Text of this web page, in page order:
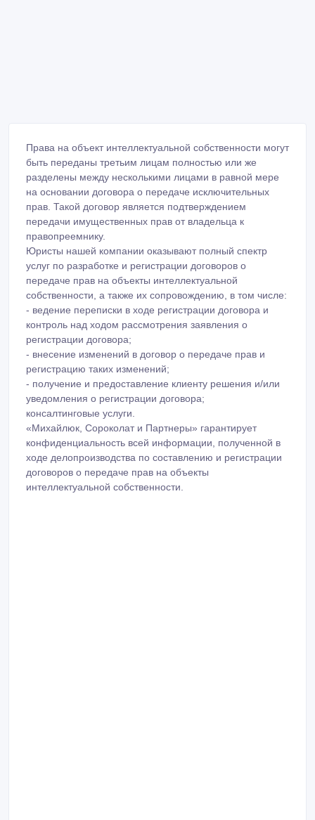
Права на объект интеллектуальной собственности могут
быть переданы третьим лицам полностью или же
разделены между несколькими лицами в равной мере
на основании договора о передаче исключительных
прав. Такой договор является подтверждением
передачи имущественных прав от владельца к
правопреемнику.
Юристы нашей компании оказывают полный спектр
услуг по разработке и регистрации договоров о
передаче прав на объекты интеллектуальной
собственности, а также их сопровождению, в том числе:
- ведение переписки в ходе регистрации договора и
контроль над ходом рассмотрения заявления о
регистрации договора;
- внесение изменений в договор о передаче прав и
регистрацию таких изменений;
- получение и предоставление клиенту решения и/или
уведомления о регистрации договора;
консалтинговые услуги.
«Михайлюк, Сороколат и Партнеры» гарантирует
конфиденциальность всей информации, полученной в
ходе делопроизводства по составлению и регистрации
договоров о передаче прав на объекты
интеллектуальной собственности.